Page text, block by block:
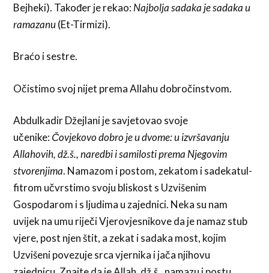
Bejheki). Također je rekao:Najbolja sadaka je sadaka u
ramazanu(Et-Tirmizi).
Braćo i sestre.
Očistimo svoj nijet prema Allahu dobročinstvom.
Abdulkadir Džejlani je savjetovao svoje
učenike:Čovjekovo dobro je u dvome: u izvršavanju
Allahovih, dž.š., naredbi i samilosti prema Njegovim
stvorenjima. Namazom i postom, zekatom i sadekatul-
fitrom učvrstimo svoju bliskost s Uzvišenim
Gospodarom i s ljudima u zajednici. Neka su nam
uvijek na umu riječi Vjerovjesnikove da je namaz stub
vjere, post njen štit, a zekat i sadaka most, kojim
Uzvišeni povezuje srca vjernika i jača njihovu